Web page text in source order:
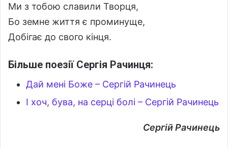
Ми з тобою славили Творця,
Бо земне життя є проминуще,
Добігає до свого кінця.
Більше поезії Сергія Рачинця:
Дай мені Боже – Сергій Рачинець
І хоч, бува, на серці болі – Сергій Рачинець
Сергій Рачинець